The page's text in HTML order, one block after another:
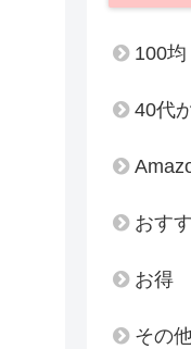
100均
40代
おす
お得
その